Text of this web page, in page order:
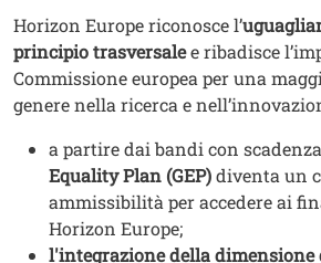
Horizon Europe riconosce l’
principio trasversalee ribadisce
Commissione europea per una
genere nella ricerca e
a partire dai bandi con
Equality Plan (GEP)diventa un
ammissibilità per accedere ai
Horizon Europe;
l'integrazione della dimensione